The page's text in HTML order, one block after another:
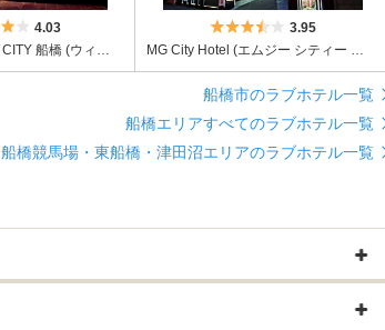
5つ星のうち4
4.03
HOTEL WILL BAY CITY 船橋 (ウィルベイシティ船橋)
5つ星のうち3.5
3.95
MG City Hotel (エムジー シティー ホテル)
船橋市のラブホテル一覧
船橋エリアすべてのラブホテル一覧
船橋競馬場・東船橋・津田沼エリアのラブホテル一覧